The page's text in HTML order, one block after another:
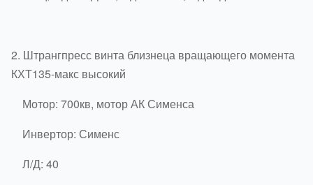
2. Штрангпресс винта близнеца вращающего момента
КХТ135-макс высокий
Мотор: 700кв, мотор АК Сименса
Инвертор: Сименс
Л/Д: 40